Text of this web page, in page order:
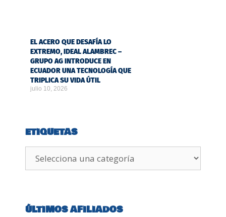
EL ACERO QUE DESAFÍA LO
EXTREMO, IDEAL ALAMBREC –
GRUPO AG INTRODUCE EN
ECUADOR UNA TECNOLOGÍA QUE
TRIPLICA SU VIDA ÚTIL
julio 10, 2026
ETIQUETAS
ÚLTIMOS AFILIADOS